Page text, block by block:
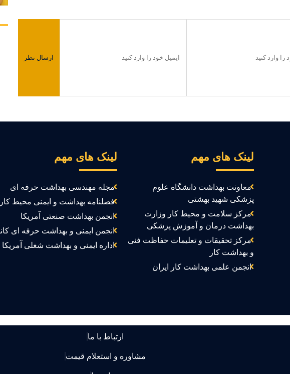
لینک های مهم
معاونت بهداشت دانشگاه علوم
پزشکی شهید بهشتی
مرکز سلامت و محیط کار وزارت
بهداشت درمان و آموزش پزشکی
مرکز تحقیقات و تعلیمات حفاظت فنی
و بهداشت کار
انجمن علمی بهداشت کار ایران
لینک های مهم
مجله مهندسی بهداشت حرفه ای
فصلنامه بهداشت و ایمنی محیط کار
انجمن بهداشت صنعتی آمریکا
انجمن ایمنی و بهداشت حرفه ای
اداره ایمنی و بهداشت شغلی آمریکا
ارتباط با ما
مشاوره و استعلام قیمت